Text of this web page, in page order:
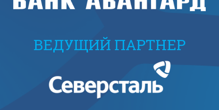
ВЕДУЩИЙ ПАРТНЕР